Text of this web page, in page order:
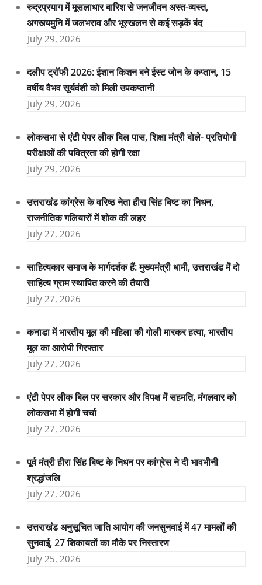
रुद्रप्रयाग में मूसलाधार बारिश से जनजीवन अस्त-व्यस्त,
अगस्त्यमुनि में जलभराव और भूस्खलन से कई सड़कें बंद
July 29, 2026
दलीप ट्रॉफी 2026: ईशान किशन बने ईस्ट जोन के कप्तान, 15
वर्षीय वैभव सूर्यवंशी को मिली उपकप्तानी
July 29, 2026
लोकसभा से एंटी पेपर लीक बिल पास, शिक्षा मंत्री बोले- प्रतियोगी
परीक्षाओं की पवित्रता की होगी रक्षा
July 29, 2026
उत्तराखंड कांग्रेस के वरिष्ठ नेता हीरा सिंह बिष्ट का निधन,
राजनीतिक गलियारों में शोक की लहर
July 27, 2026
साहित्यकार समाज के मार्गदर्शक हैं: मुख्यमंत्री धामी, उत्तराखंड में दो
साहित्य ग्राम स्थापित करने की तैयारी
July 27, 2026
कनाडा में भारतीय मूल की महिला की गोली मारकर हत्या, भारतीय
मूल का आरोपी गिरफ्तार
July 27, 2026
एंटी पेपर लीक बिल पर सरकार और विपक्ष में सहमति, मंगलवार को
लोकसभा में होगी चर्चा
July 27, 2026
पूर्व मंत्री हीरा सिंह बिष्ट के निधन पर कांग्रेस ने दी भावभीनी
श्रद्धांजलि
July 27, 2026
उत्तराखंड अनुसूचित जाति आयोग की जनसुनवाई में 47 मामलों की
सुनवाई, 27 शिकायतों का मौके पर निस्तारण
July 25, 2026